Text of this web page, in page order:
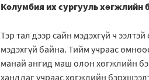
Колумбия их сургууль хөгжлийн
Тэр тал дээр сайн мэдэхгүй ч
мэдэхгүй байна. Тийм учраас
манай ангид маш олон хөгжлийн
ханддаг учраас хөгжлийн